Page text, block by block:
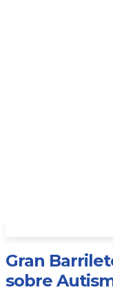
Gran
sobre